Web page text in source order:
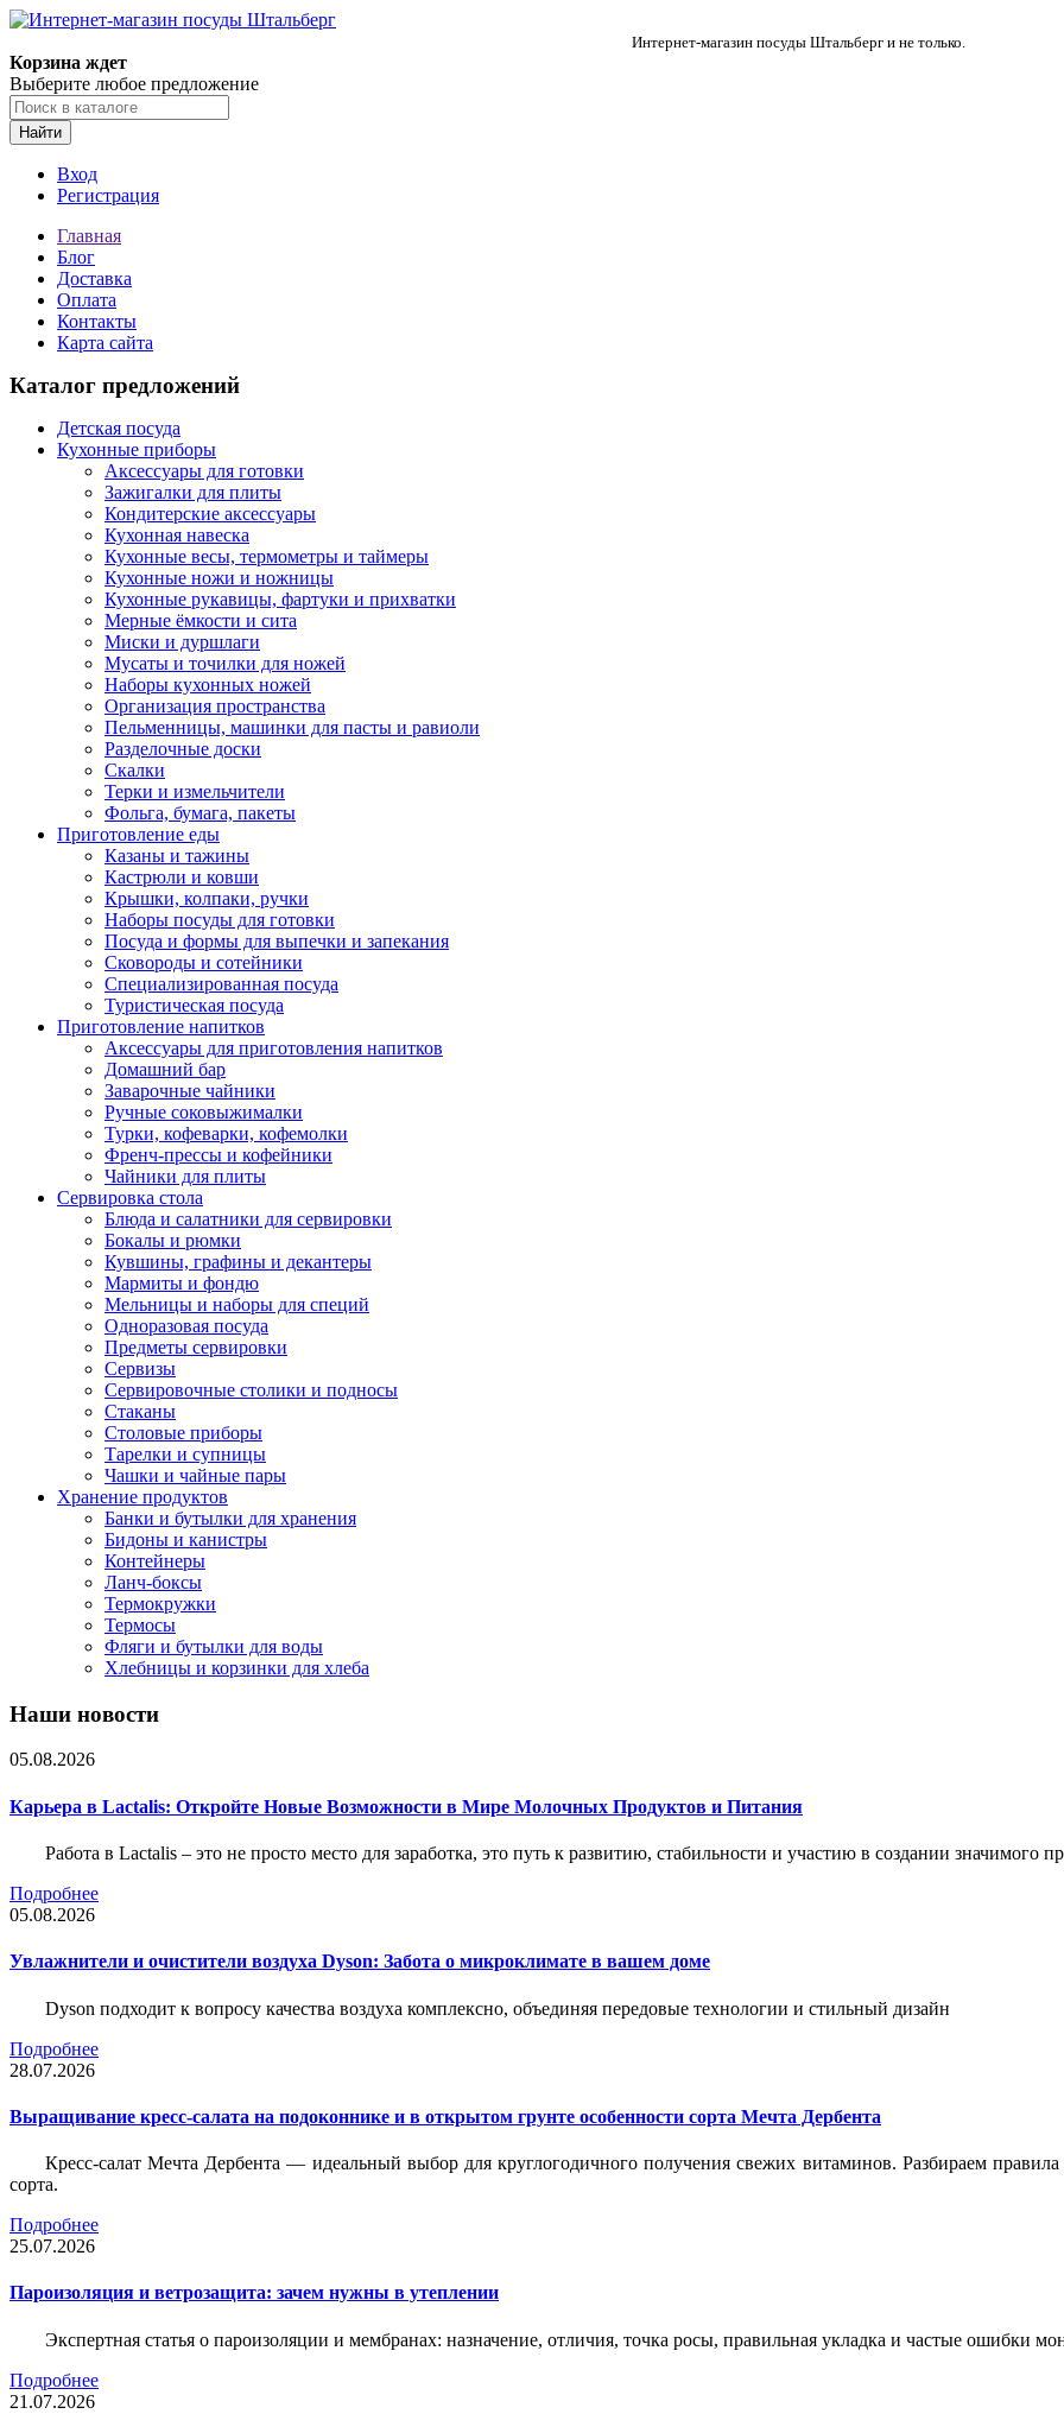
Интернет-магазин посуды Штальберг и не только.
Корзина ждет
Выберите любое предложение
Найти
Вход
Регистрация
Главная
Блог
Доставка
Оплата
Контакты
Карта сайта
Каталог предложений
Детская посуда
Кухонные приборы
Аксессуары для готовки
Зажигалки для плиты
Кондитерские аксессуары
Кухонная навеска
Кухонные весы, термометры и таймеры
Кухонные ножи и ножницы
Кухонные рукавицы, фартуки и прихватки
Мерные ёмкости и сита
Миски и дуршлаги
Мусаты и точилки для ножей
Наборы кухонных ножей
Организация пространства
Пельменницы, машинки для пасты и равиоли
Разделочные доски
Скалки
Терки и измельчители
Фольга, бумага, пакеты
Приготовление еды
Казаны и тажины
Кастрюли и ковши
Крышки, колпаки, ручки
Наборы посуды для готовки
Посуда и формы для выпечки и запекания
Сковороды и сотейники
Специализированная посуда
Туристическая посуда
Приготовление напитков
Аксессуары для приготовления напитков
Домашний бар
Заварочные чайники
Ручные соковыжималки
Турки, кофеварки, кофемолки
Френч-прессы и кофейники
Чайники для плиты
Сервировка стола
Блюда и салатники для сервировки
Бокалы и рюмки
Кувшины, графины и декантеры
Мармиты и фондю
Мельницы и наборы для специй
Одноразовая посуда
Предметы сервировки
Сервизы
Сервировочные столики и подносы
Стаканы
Столовые приборы
Тарелки и супницы
Чашки и чайные пары
Хранение продуктов
Банки и бутылки для хранения
Бидоны и канистры
Контейнеры
Ланч-боксы
Термокружки
Термосы
Фляги и бутылки для воды
Хлебницы и корзинки для хлеба
Наши новости
05.08.2026
Карьера в Lactalis: Откройте Новые Возможности в Мире Молочных Продуктов и Питания
Работа в Lactalis – это не просто место для заработка, это путь к развитию, стабильности и участию в создании значимого
Подробнее
05.08.2026
Увлажнители и очистители воздуха Dyson: Забота о микроклимате в вашем доме
Dyson подходит к вопросу качества воздуха комплексно, объединяя передовые технологии и стильный дизайн
Подробнее
28.07.2026
Выращивание кресс-салата на подоконнике и в открытом грунте особенности сорта Мечта Дербента
Кресс-салат Мечта Дербента — идеальный выбор для круглогодичного получения свежих витаминов. Разбираем
сорта.
Подробнее
25.07.2026
Пароизоляция и ветрозащита: зачем нужны в утеплении
Экспертная статья о пароизоляции и мембранах: назначение, отличия, точка росы, правильная укладка и частые ошибки
Подробнее
21.07.2026